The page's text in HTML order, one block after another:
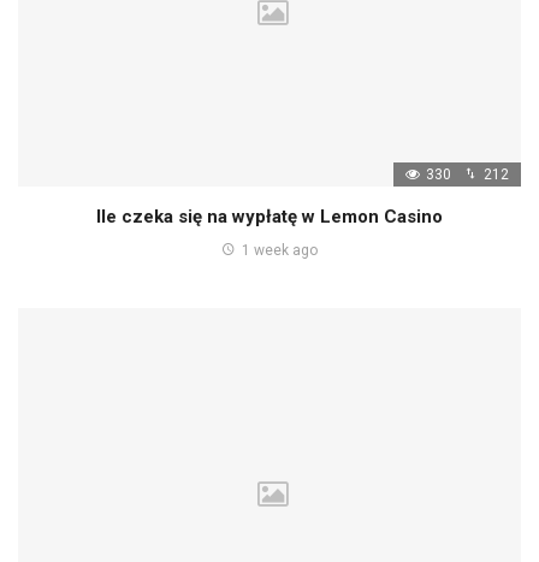
330 212
Ile czeka się na wypłatę w Lemon Casino
1 week ago